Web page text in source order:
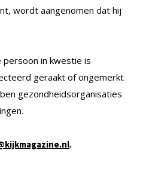
wordt aangenomen dat hij
in kwestie is
geraakt of ongemerkt
gezondheidsorganisaties
.